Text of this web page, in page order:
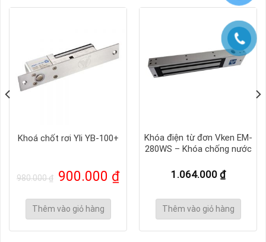
Khoá chốt rơi Yli YB-100+
980.000₫ Giá
gốc
980.000 ₫.
900.000 ₫Giá
hiện
900.000 ₫.
Thêm vào giỏ hàng
Khóa điện từ đơn Vken EM-
280WS – Khóa chống nước
1.064.000 ₫
Thêm vào giỏ hàng